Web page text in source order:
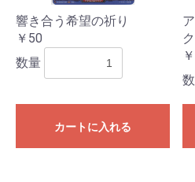
響き合う希望の祈り
￥50
数量
カートに入れる
ク